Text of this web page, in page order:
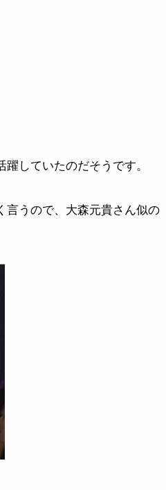
していたのだそうです。
言うので、大森元貴さん似の